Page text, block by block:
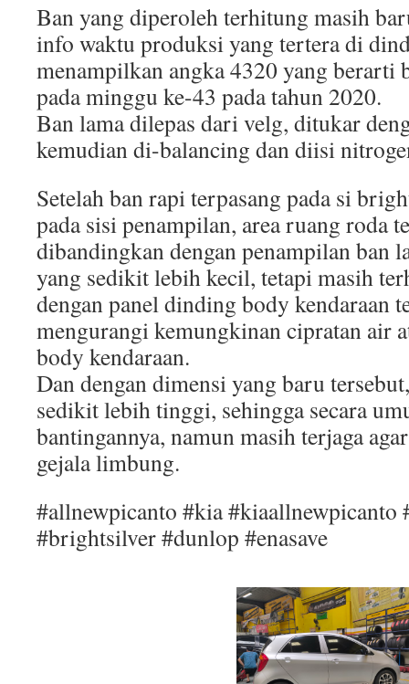
Ban yang diperoleh terhitung masih
info waktu produksi yang tertera di
menampilkan angka 4320 yang berarti
pada minggu ke-43 pada tahun 2020.
Ban lama dilepas dari velg, ditukar
kemudian di-balancing dan diisi
Setelah ban rapi terpasang pada si
pada sisi penampilan, area ruang roda
dibandingkan dengan penampilan ban
yang sedikit lebih kecil, tetapi masih
dengan panel dinding body kendaraan
mengurangi kemungkinan cipratan air
body kendaraan.
Dan dengan dimensi yang baru
sedikit lebih tinggi, sehingga secara
bantingannya, namun masih terjaga
gejala limbung.
#allnewpicanto #kia #kiaallnewpicanto
#brightsilver #dunlop #enasave